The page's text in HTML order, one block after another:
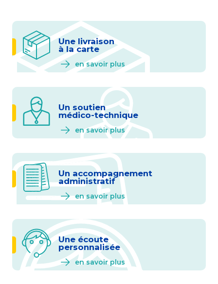
Une livraison
à la carte
en savoir plus
Un soutien
médico-technique
en savoir plus
Un accompagnement
administratif
en savoir plus
Une écoute
personnalisée
en savoir plus